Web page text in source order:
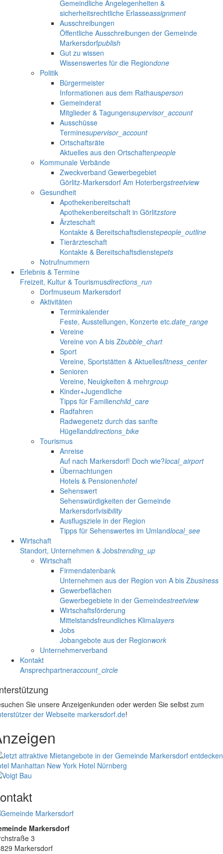
Gemeindliche Angelegenheiten &
sicherheitsrechtliche Erlasseassignment
Ausschreibungen
Öffentliche Ausschreibungen der Gemeinde
Markersdorfpublish
Gut zu wissen
Wissenswertes für die Regiondone
Politik
Bürgermeister
Informationen aus dem Rathausperson
Gemeinderat
Mitglieder & Tagungensupervisor_account
Ausschüsse
Terminesupervisor_account
Ortschaftsräte
Aktuelles aus den Ortschaftenpeople
Kommunale Verbände
Zweckverband Gewerbegebiet
Görlitz-Markersdorf Am Hoterbergstreetview
Gesundheit
Apothekenbereitschaft
Apothekenbereitschaft in Görlitzstore
Ärzteschaft
Kontakte & Bereitschaftsdienstepeople_outline
Tierärzteschaft
Kontakte & Bereitschaftsdienstepets
Notrufnummern
Erlebnis & Termine
Freizeit, Kultur & Tourismusdirections_run
Dorfmuseum Markersdorf
Aktivitäten
Terminkalender
Feste, Ausstellungen, Konzerte etc.date_range
Vereine
Vereine von A bis Zbubble_chart
Sport
Vereine, Sportstätten & Aktuellesfitness_center
Senioren
Vereine, Neuigkeiten & mehrgroup
Kinder+Jugendliche
Tipps für Familienchild_care
Radfahren
Radwegenetz durch das sanfte
Hügellanddirections_bike
Tourismus
Anreise
Auf nach Markersdorf! Doch wie?local_airport
Übernachtungen
Hotels & Pensionenhotel
Sehenswert
Sehenswürdigkeiten der Gemeinde
Markersdorfvisibility
Ausflugsziele in der Region
Tipps für Sehenswertes im Umlandlocal_see
Wirtschaft
Standort, Unternehmen & Jobstrending_up
Wirtschaft
Firmendatenbank
Unternehmen aus der Region von A bis Zbusiness
Gewerbeflächen
Gewerbegebiete in der Gemeindestreetview
Wirtschaftsförderung
Mittelstandsfreundliches Klimalayers
Jobs
Jobangebote aus der Regionwork
Unternehmerverband
Kontakt
Ansprechpartneraccount_circle
Sie unsere Anzeigenkunden oder werden Sie selbst zum
der Webseite markersdorf.de!
Manhattan New York Hotel Nürnberg
Markersdorf
3
Markersdorf